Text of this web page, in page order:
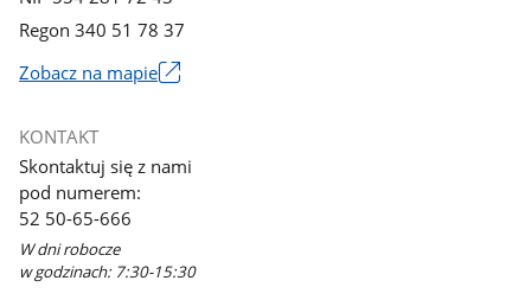
Regon 340 51 78 37
Zobacz na mapie
się
w
nowym
oknie
KONTAKT
Skontaktuj się z nami
pod numerem:
52 50-65-666
W dni robocze
w godzinach: 7:30-15:30